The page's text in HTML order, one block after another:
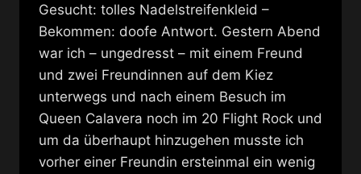
Gesucht: tolles Nadelstreifenkleid –
Bekommen: doofe Antwort. Gestern Abend
war ich – ungedresst – mit einem Freund
und zwei Freundinnen auf dem Kiez
unterwegs und nach einem Besuch im
Queen Calavera noch im 20 Flight Rock und
um da überhaupt hinzugehen musste ich
vorher einer Freundin ersteinmal ein wenig